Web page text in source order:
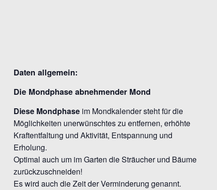
Daten allgemein:
Die Mondphase abnehmender Mond
Diese Mondphase im Mondkalender steht für die
Möglichkeiten unerwünschtes zu entfernen, erhöhte
Kraftentfaltung und Aktivität, Entspannung und
Erholung.
Optimal auch um im Garten die Sträucher und Bäume
zurückzuschneiden!
Es wird auch die Zeit der Verminderung genannt.